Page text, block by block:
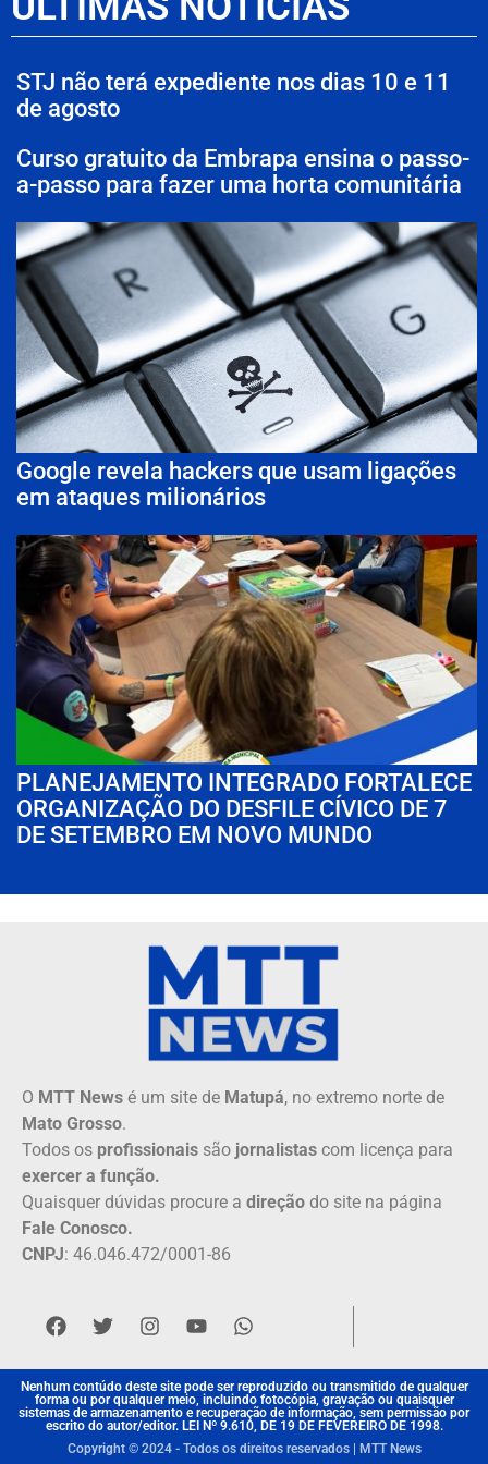
STJ não terá expediente nos dias 10 e 11
de agosto
Curso gratuito da Embrapa ensina o passo-
a-passo para fazer uma horta comunitária
Google revela hackers que usam ligações
em ataques milionários
PLANEJAMENTO INTEGRADO FORTALECE
ORGANIZAÇÃO DO DESFILE CÍVICO DE 7
DE SETEMBRO EM NOVO MUNDO
O MTT News é um site de Matupá, no extremo norte de
Mato Grosso.
Todos os profissionais são jornalistas com licença para
exercer a função.
Quaisquer dúvidas procure a direção do site na página
Fale Conosco.
CNPJ: 46.046.472/0001-86
Nenhum contúdo deste site pode ser reproduzido ou transmitido de qualquer
forma ou por qualquer meio, incluindo fotocópia, gravação ou quaisquer
sistemas de armazenamento e recuperação de informação, sem permissão por
escrito do autor/editor. LEI Nº 9.610, DE 19 DE FEVEREIRO DE 1998.
Copyright © 2024 - Todos os direitos reservados | MTT News